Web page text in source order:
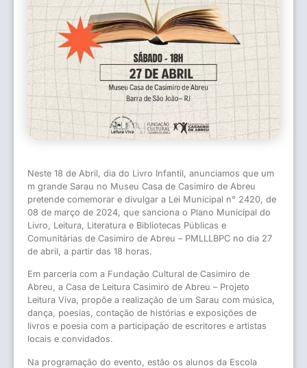
Neste 18 de Abril, dia do Livro Infantil, anunciamos que um
m grande Sarau no Museu Casa de Casimiro de Abreu
pretende comemorar e divulgar a Lei Municipal n° 2420, de
08 de março de 2024, que sanciona o Plano Municipal do
Livro, Leitura, Literatura e Bibliotecas Públicas e
Comunitárias de Casimiro de Abreu – PMLLLBPC no dia 27
de abril, a partir das 18 horas.
Em parceria com a Fundação Cultural de Casimiro de
Abreu, a Casa de Leitura Casimiro de Abreu – Projeto
Leitura Viva, propõe a realização de um Sarau com música,
dança, poesias, contação de histórias e exposições de
livros e poesia com a participação de escritores e artistas
locais e convidados.
Na programação do evento, estão os alunos da Escola